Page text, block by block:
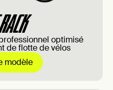
optimisé
de flotte de vélos
modèle